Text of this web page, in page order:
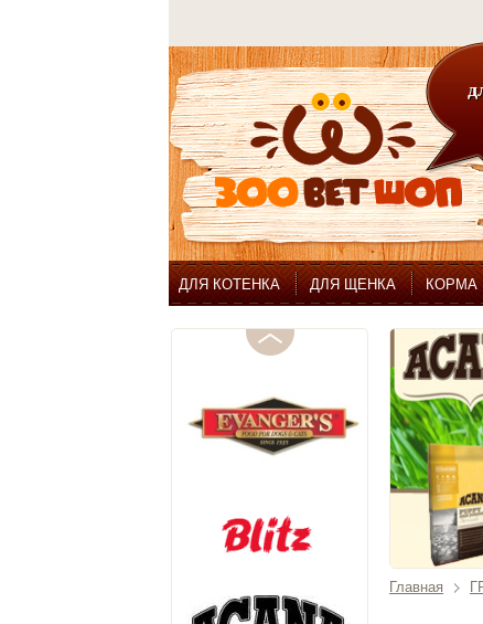
ДЛЯ КОТЕНКА ДЛЯ ЩЕНКА КОРМА
Главная